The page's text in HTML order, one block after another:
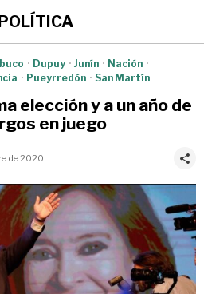
· Dupuy · Junín · Nación ·
· Pueyrredón · San Martín
elección y a un año de
en juego
de 2020